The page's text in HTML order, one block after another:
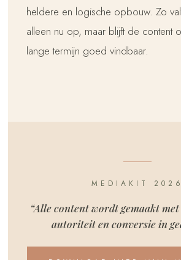
heldere en logische opbouw. Zo
alleen nu op, maar blijft de content
lange termijn goed vindbaar.
MEDIAKIT 2026
“Alle content wordt gemaakt
autoriteit en conversie in